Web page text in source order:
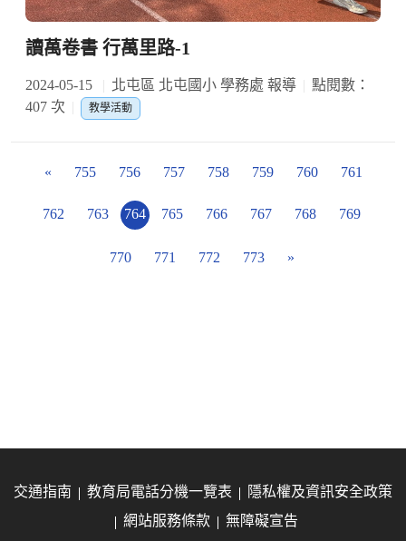
讀萬卷書 行萬里路-1
2024-05-15 北屯區 北屯國小 學務處 報導
點閱數：
407 次
教學活動
« 755 756 757 758 759 760 761
762 763 764 765 766 767 768 769
770 771 772 773 »
交通指南 教育局電話分機一覽表
隱私權及資訊安全政策
網站服務條款
無障礙宣告